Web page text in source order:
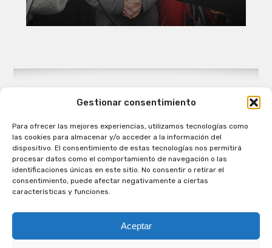
Gestionar consentimiento
Para ofrecer las mejores experiencias, utilizamos tecnologías como
las cookies para almacenar y/o acceder a la información del
dispositivo. El consentimiento de estas tecnologías nos permitirá
procesar datos como el comportamiento de navegación o las
identificaciones únicas en este sitio. No consentir o retirar el
consentimiento, puede afectar negativamente a ciertas
características y funciones.
Aceptar
Patagual Radio Digital 2026 - Todos los derechos
reservados
la Radio de Verdad
Cobertura
Programación
Escríbenos